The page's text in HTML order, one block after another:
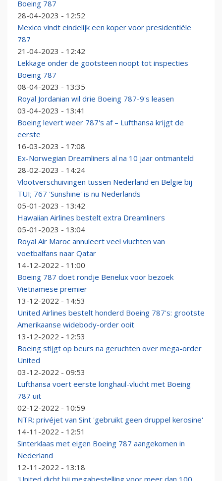
Boeing 787
28-04-2023 - 12:52
Mexico vindt eindelijk een koper voor presidentiële
787
21-04-2023 - 12:42
Lekkage onder de gootsteen noopt tot inspecties
Boeing 787
08-04-2023 - 13:35
Royal Jordanian wil drie Boeing 787-9's leasen
03-04-2023 - 13:41
Boeing levert weer 787's af – Lufthansa krijgt de
eerste
16-03-2023 - 17:08
Ex-Norwegian Dreamliners al na 10 jaar ontmanteld
28-02-2023 - 14:24
Vlootverschuivingen tussen Nederland en België bij
TUI; 767 'Sunshine' is nu Nederlands
05-01-2023 - 13:42
Hawaiian Airlines bestelt extra Dreamliners
05-01-2023 - 13:04
Royal Air Maroc annuleert veel vluchten van
voetbalfans naar Qatar
14-12-2022 - 11:00
Boeing 787 doet rondje Benelux voor bezoek
Vietnamese premier
13-12-2022 - 14:53
United Airlines bestelt honderd Boeing 787's: grootste
Amerikaanse widebody-order ooit
13-12-2022 - 12:53
Boeing stijgt op beurs na geruchten over mega-order
United
03-12-2022 - 09:53
Lufthansa voert eerste longhaul-vlucht met Boeing
787 uit
02-12-2022 - 10:59
NTR: privéjet van Sint 'gebruikt geen druppel kerosine'
14-11-2022 - 12:51
Sinterklaas met eigen Boeing 787 aangekomen in
Nederland
12-11-2022 - 13:18